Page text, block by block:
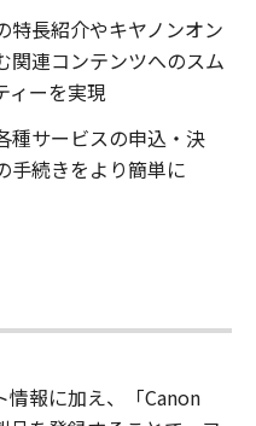
特長紹介やキヤノンオン
関連コンテンツへのスム
ィーを実現
種サービスの申込・決
手続きをより簡単に
情報に加え、「Canon